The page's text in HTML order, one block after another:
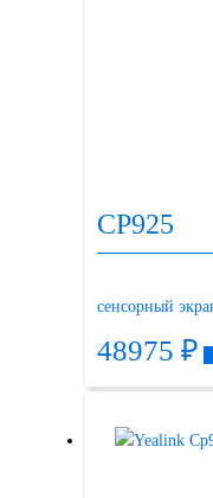
CP925
сенсорный
48975 ₽